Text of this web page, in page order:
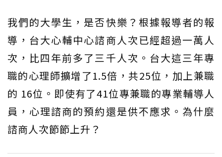
我們的大學生，是否快樂？根據報導者的報
導，台大心輔中心諮商人次已經超過一萬人
次，比四年前多了三千人次。台大這三年專
職的心理師擴增了1.5倍，共25位，加上兼職
的 16位。即使有了41位專兼職的專業輔導人
員，心理諮商的預約還是供不應求。為什麼
諮商人次節節上升？